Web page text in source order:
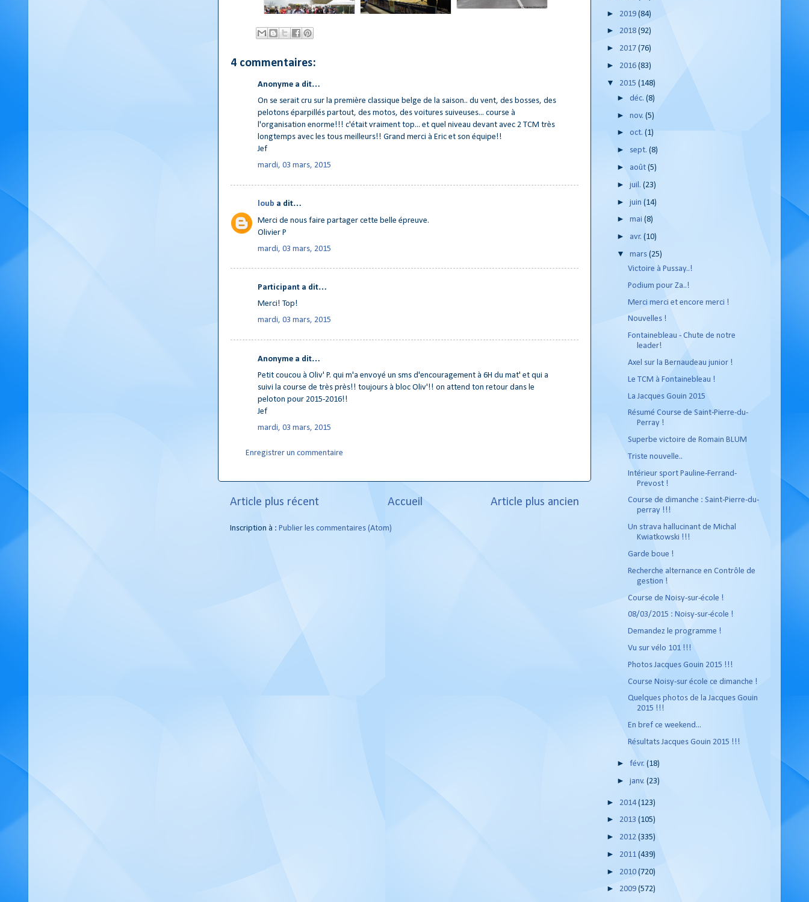
4 commentaires:
Anonyme a dit…
On se serait cru sur la première classique belge de la saison.. du vent, des bosses, des
pelotons éparpillés partout, des motos, des voitures suiveuses... course à
l'organisation enorme!!! c'était vraiment top... et quel niveau devant avec 2 TCM très
longtemps avec les tous meilleurs!! Grand merci à Eric et son équipe!!
Jef
mardi, 03 mars, 2015
loub a dit…
Merci de nous faire partager cette belle épreuve.
Olivier P
mardi, 03 mars, 2015
Participant a dit…
Merci! Top!
mardi, 03 mars, 2015
Anonyme a dit…
Petit coucou à Oliv' P. qui m'a envoyé un sms d'encouragement à 6H du mat' et qui a
suivi la course de très près!! toujours à bloc Oliv'!! on attend ton retour dans le
peloton pour 2015-2016!!
Jef
mardi, 03 mars, 2015
Enregistrer un commentaire
Article plus récent Article plus ancien
Accueil
Inscription à : Publier les commentaires (Atom)
► 2019 (84)
► 2018 (92)
► 2017 (76)
► 2016 (83)
▼ 2015 (148)
►déc.(8)
►nov.(5)
► oct.(1)
► sept.(8)
► août(5)
►juil.(23)
►juin(14)
►mai(8)
► avr.(10)
▼mars(25)
Victoire à Pussay..!
Podium pour Za..!
Merci merci et encore merci !
Nouvelles !
Fontainebleau - Chute de notre
leader!
Axel sur la Bernaudeau junior !
Le TCM à Fontainebleau !
La Jacques Gouin 2015
Résumé Course de Saint-Pierre-du-
Perray !
Superbe victoire de Romain BLUM
Triste nouvelle..
Intérieur sport Pauline-Ferrand-
Prevost !
Course de dimanche : Saint-Pierre-du-
perray !!!
Un strava hallucinant de Michal
Kwiatkowski !!!
Garde boue !
Recherche alternance en Contrôle de
gestion !
Course de Noisy-sur-école !
08/03/2015 : Noisy-sur-école !
Demandez le programme !
Vu sur vélo 101 !!!
Photos Jacques Gouin 2015 !!!
Course Noisy-sur école ce dimanche !
Quelques photos de la Jacques Gouin
2015 !!!
En bref ce weekend...
Résultats Jacques Gouin 2015 !!!
►févr.(18)
►janv.(23)
► 2014(123)
► 2013 (105)
► 2012 (335)
► 2011 (439)
► 2010 (720)
► 2009 (572)